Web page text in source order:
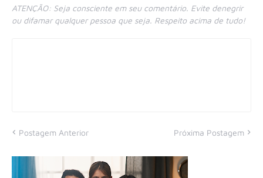
ATENÇÃO: Seja consciente em seu comentário. Evite denegrir
ou difamar qualquer pessoa que seja. Respeito acima de tudo!
Postagem Anterior Próxima Postagem